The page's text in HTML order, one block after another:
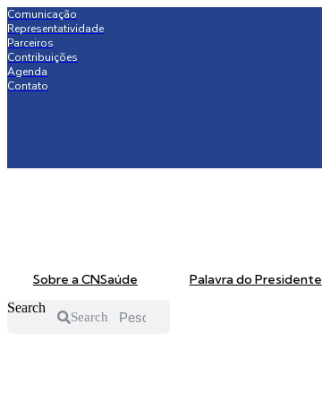
Pular
para
o
conteúdo
Comunicação
Representatividade
Parceiros
Contribuições
Agenda
Contato
Sobre a CNSaúde Palavra do Presidente
Search
Search